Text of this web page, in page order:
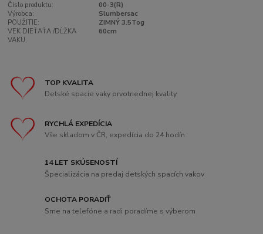
Číslo produktu:
00-3(R)
Výrobca:
Slumbersac
POUŽITIE:
ZIMNÝ 3.5Tog
VEK DIEŤAŤA /DĹŽKA
VAKU:
60cm
TOP KVALITA
Detské spacie vaky prvotriednej kvality
RYCHLÁ EXPEDÍCIA
Vše skladom v ČR, expedícia do 24 hodín
14 LET SKÚSENOSTÍ
Špecializácia na predaj detských spacích vakov
OCHOTA PORADIŤ
Sme na telefóne a radi poradíme s výberom